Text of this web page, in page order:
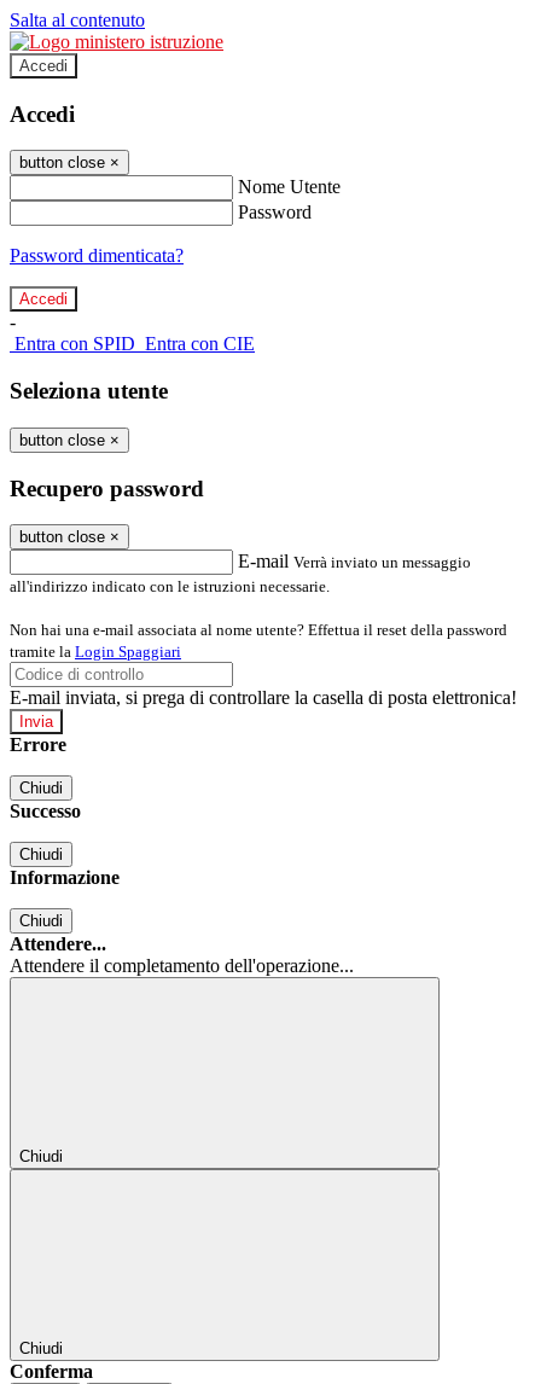
Salta al contenuto
Accedi
Accedi
button close ×
Nome Utente
Password
Password dimenticata?
-
Entra con SPID Entra con CIE
Seleziona utente
button close ×
Recupero password
button close ×
E-mail Verrà inviato un messaggio
all'indirizzo indicato con le istruzioni necessarie.
Non hai una e-mail associata al nome utente? Effettua il reset della password
tramite la Login Spaggiari
E-mail inviata, si prega di controllare la casella di posta elettronica!
Errore
Chiudi
Successo
Chiudi
Informazione
Chiudi
Attendere...
Attendere il completamento dell'operazione...
Chiudi
Chiudi
Conferma